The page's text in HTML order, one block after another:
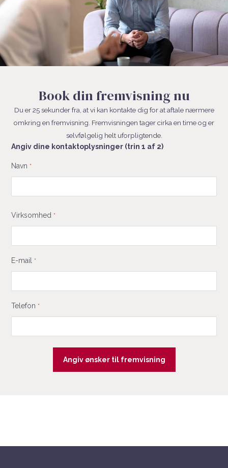
Book din fremvisning nu
Du er 25 sekunder fra, at vi kan kontakte dig for at aftale nærmere
omkring en fremvisning. Fremvisningen tager cirka en time og er
selvfølgelig helt uforpligtende.
Angiv dine kontaktoplysninger (trin 1 af 2)
Navn *
Fornavn
Virksomhed *
E-mail *
Telefon *